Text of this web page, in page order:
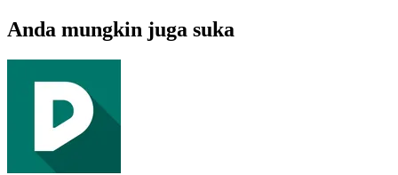
Anda mungkin juga suka